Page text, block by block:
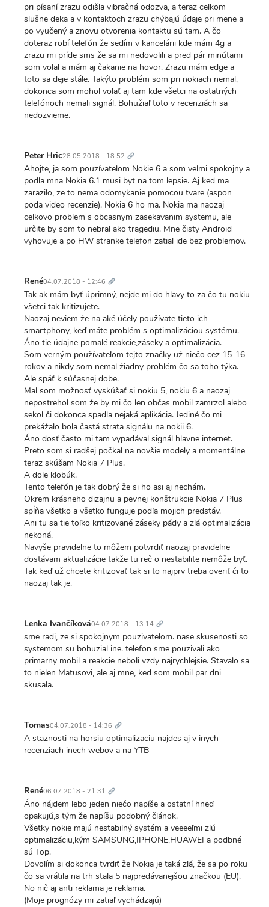
pri písaní zrazu odišla vibračná odozva, a teraz celkom
slušne deka a v kontaktoch zrazu chýbajú údaje pri mene a
po vyučený a znovu otvorenia kontaktu sú tam. A čo
doteraz robí telefón že sedím v kancelárii kde mám 4g a
zrazu mi príde sms že sa mi nedovolili a pred pár minútami
som volal a mám aj čakanie na hovor. Zrazu mám edge a
toto sa deje stále. Takýto problém som pri nokiach nemal,
dokonca som mohol volať aj tam kde všetci na ostatných
telefónoch nemali signál. Bohužiaľ toto v recenziách sa
nedozvieme.
Peter Hric28.05.2018 - 18:52 odkaz
Ahojte, ja som pouzívatelom Nokie 6 a som velmi spokojny a
podla mna Nokia 6.1 musi byt na tom lepsie. Aj ked ma
zarazilo, ze to nema odomykanie pomocou tvare (aspon
poda video recenzie). Nokia 6 ho ma. Nokia ma naozaj
celkovo problem s obcasnym zasekavanim systemu, ale
určite by som to nebral ako tragediu. Mne čisty Android
vyhovuje a po HW stranke telefon zatial ide bez problemov.
René04.07.2018 - 12:46 odkaz
Tak ak mám byť úprimný, nejde mi do hlavy to za čo tu nokiu
všetci tak kritizujete.
Naozaj neviem že na aké účely používate tieto ich
smartphony, keď máte problém s optimalizáciou systému.
Áno tie údajne pomalé reakcie,záseky a optimalizácia.
Som verným používateľom tejto značky už niečo cez 15-16
rokov a nikdy som nemal žiadny problém čo sa toho týka.
Ale späť k súčasnej dobe.
Mal som možnosť vyskúšať si nokiu 5, nokiu 6 a naozaj
nepostrehol som že by mi čo len občas mobil zamrzol alebo
sekol či dokonca spadla nejaká aplikácia. Jediné čo mi
prekážalo bola častá strata signálu na nokii 6.
Áno dosť často mi tam vypadával signál hlavne internet.
Preto som si radšej počkal na novšie modely a momentálne
teraz skúšam Nokia 7 Plus.
A dole klobúk.
Tento telefón je tak dobrý že si ho asi aj nechám.
Okrem krásneho dizajnu a pevnej konštrukcie Nokia 7 Plus
spĺňa všetko a všetko funguje podľa mojich predstáv.
Ani tu sa tie toľko kritizované záseky pády a zlá optimalizácia
nekoná.
Navyše pravidelne to môžem potvrdiť naozaj pravidelne
dostávam aktualizácie takže tu reč o nestabilite nemôže byť.
Tak keď už chcete kritizovať tak si to najprv treba overiť či to
naozaj tak je.
Lenka Ivančíková04.07.2018 - 13:14 odkaz
sme radi, ze si spokojnym pouzivatelom. nase skusenosti so
systemom su bohuzial ine. telefon sme pouzivali ako
primarny mobil a reakcie neboli vzdy najrychlejsie. Stavalo sa
to nielen Matusovi, ale aj mne, ked som mobil par dni
skusala.
Tomas04.07.2018 - 14:36 odkaz
A staznosti na horsiu optimalizaciu najdes aj v inych
recenziach inech webov a na YTB
René06.07.2018 - 21:31 odkaz
Áno nájdem lebo jeden niečo napíše a ostatní hneď
opakujú,s tým že napíšu podobný článok.
Všetky nokie majú nestabilný systém a veeeeľmi zlú
optimalizáciu,kým SAMSUNG,IPHONE,HUAWEI a podbné
sú Top.
Dovolím si dokonca tvrdiť že Nokia je taká zlá, že sa po roku
čo sa vrátila na trh stala 5 najpredávanejšou značkou (EU).
No nič aj anti reklama je reklama.
(Moje prognózy mi zatiaľ vychádzajú)